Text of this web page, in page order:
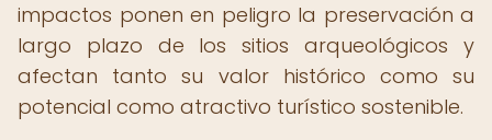
impactos ponen en peligro la preservación a
largo plazo de los sitios arqueológicos y
afectan tanto su valor histórico como su
potencial como atractivo turístico sostenible.